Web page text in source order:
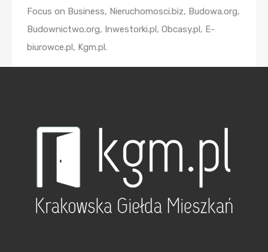
Focus on Business, Nieruchomosci.biz, Budowa.org,
Budownictwo.org, Inwestorki.pl, Obcasy.pl, E-
biurowce.pl, Kgm.pl.
Więcej informacji na temat konferencji można
www.topwoman.pl/konferencja/.
O inicjatywie Top Woman in Real Estate
Top Woman in Real Estate to inicjatywa, która